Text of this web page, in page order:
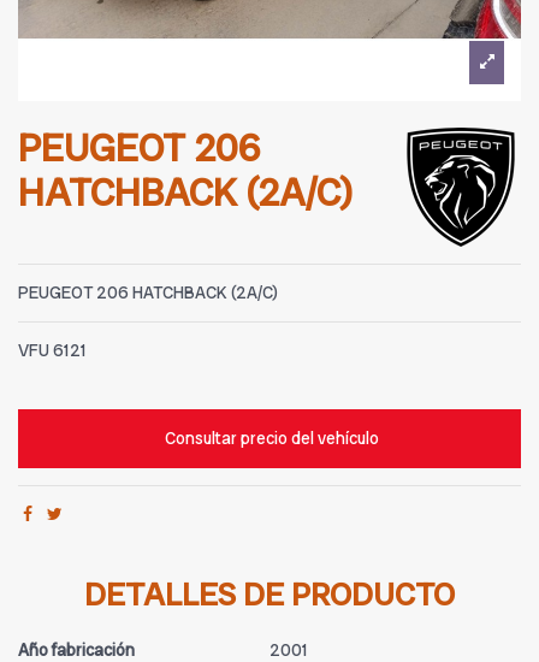
PEUGEOT 206
HATCHBACK (2A/C)
PEUGEOT 206 HATCHBACK (2A/C)
VFU 6121
Consultar precio del vehículo
DETALLES DE PRODUCTO
Año fabricación
2001